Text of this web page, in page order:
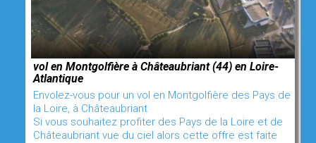
vol en Montgolfière à Châteaubriant (44) en Loire-
Atlantique
Envolez-vous pour un vol en Montgolfière des Pays de
la Loire, à Châteaubriant
Si vous souhaitez profiter des Pays de la Loire et de
Châteaubriant vue du ciel alors cette offre est faite